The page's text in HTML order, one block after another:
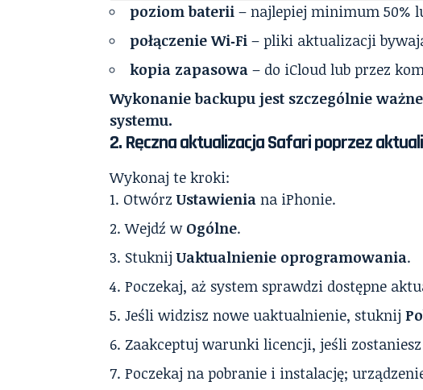
poziom baterii – najlepiej minimum 50%
połączenie Wi‑Fi – pliki aktualizacji
kopia zapasowa – do iCloud lub przez
Wykonanie backupu jest szczególnie
systemu.
2. Ręczna aktualizacja Safari poprzez
Wykonaj te kroki:
OtwórzUstawienia na iPhonie.
Wejdź w Ogólne.
StuknijUaktualnienie oprogramowania.
Poczekaj, aż system sprawdzi dostępne
Jeśli widzisz nowe uaktualnienie, stuknij
Zaakceptuj warunki licencji, jeśli
Poczekaj na pobranie i instalację;